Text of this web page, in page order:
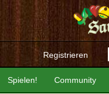
Registrieren
Community
Spielen!